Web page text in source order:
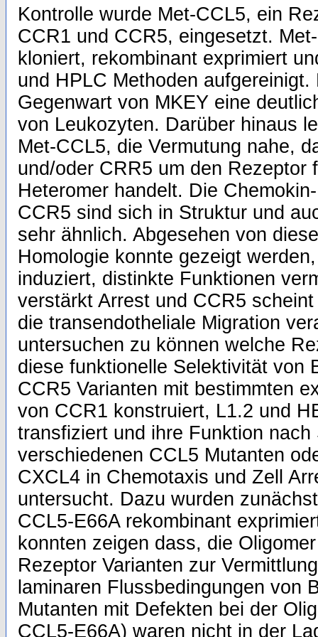
Kontrolle wurde Met-CCL5, ein
CCR1 und CCR5, eingesetzt.
kloniert, rekombinant exprimiert
und HPLC Methoden
Gegenwart von MKEY eine
von Leukozyten. Darüber hinaus
Met-CCL5, die Vermutung nahe,
und/oder CRR5 um den Rezeptor
Heteromer handelt. Die
CCR5 sind sich in Struktur und
sehr ähnlich. Abgesehen von
Homologie konnte gezeigt
induziert, distinkte Funktionen
verstärkt Arrest und CCR5
die transendotheliale Migration
untersuchen zu können welche
diese funktionelle Selektivität von
CCR5 Varianten mit bestimmten
von CCR1 konstruiert, L1.2 und
transfiziert und ihre Funktion
verschiedenen CCL5 Mutanten
CXCL4 in Chemotaxis und Zell
untersucht. Dazu wurden
CCL5-E66A rekombinant
konnten zeigen dass, die
Rezeptor Varianten zur
laminaren Flussbedingungen von
Mutanten mit Defekten bei der
CCL5-E66A) waren nicht in der